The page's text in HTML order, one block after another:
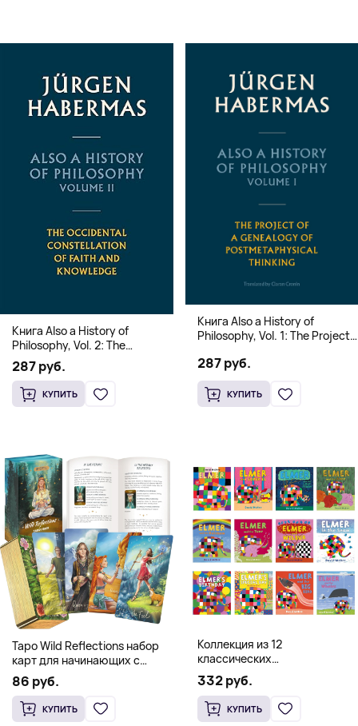
Книга Also a History of
Philosophy, Vol. 2: The
Occidental Constellation of
Faith and Knowledge
(Твердый переплет)
287 руб.
КУПИТЬ
Книга Also a History of
Philosophy, Vol. 1: The Project
Postmetaphysical Thinking
(Твердый переплет)
287 руб.
КУПИТЬ
Таро Wild Reflections набор
карт для начинающих с
книгой (78 карт, золочёные
края)
86 руб.
КУПИТЬ
Коллекция из 12
классических
иллюстрированных книг об
Элмере от Дэвида Макки
332 руб.
КУПИТЬ